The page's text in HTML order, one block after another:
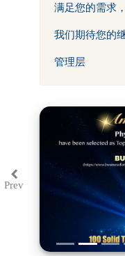
满足您的需求
我们期待您的
管理层
PrevPrevious